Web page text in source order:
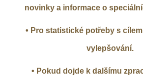
novinky a informace o
• Pro statistické potřeby s
vylepšování.
• Pokud dojde k dalšímu